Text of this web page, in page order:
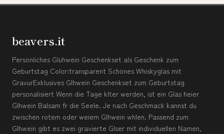
beavers.it
Persönliches Glühwein Geschenkset als Geschenk zum
Geburtstag Color:transparent Schönes Whiskyglas mit
GravurExklusives Glhwein Geschenkset zum Geburtstag
personalisiert Wenn die Tage klter werden, ist ein Glas heier
Glhwein Balsam fr die Seele. Je nach Geschmack kannst du
zwischen rotem oder weiem Glhwein whlen. Passend zum
Glhwein gibt es zwei gravierte Glser mit individuellen Namen,